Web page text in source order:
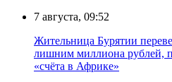
7 августа, 09:52
Жительница Бурятии
лишним миллиона рублей,
«счёта в Африке»